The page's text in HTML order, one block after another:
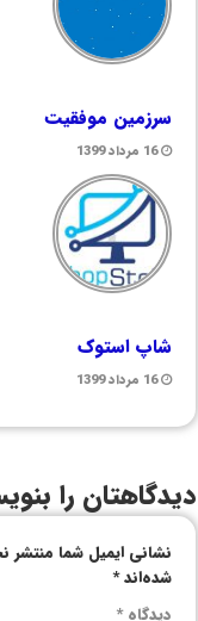
سرزمین موفقیت
16 مرداد 1399
شاپ استوک
16 مرداد 1399
دیدگاهتان را
نشانی ایمیل شما منتشر
شده‌اند*
دیدگاه*